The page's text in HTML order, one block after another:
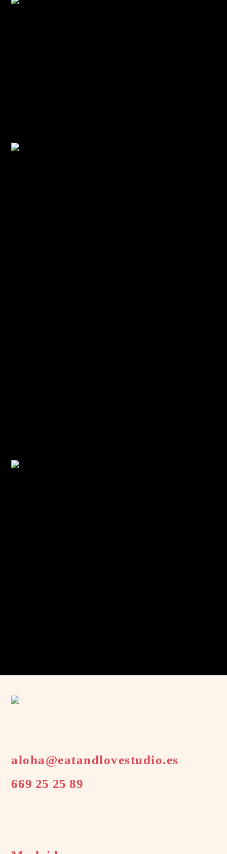
aloha@eatandlovestudio.es
669 25 25 89